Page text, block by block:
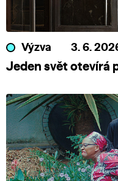
Výzva 3. 6.
Jeden svět otevírá